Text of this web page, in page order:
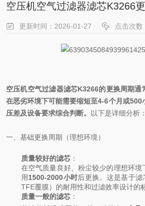
空压机空气过滤器滤芯K3266
更新时间：2026-01-27 点击次数
空压机空气过滤器滤芯K3266的更换周期通
在恶劣环境下可能需要缩短至4-6个月或500
压差及设备要求综合判断。
以下是详细分析：
一、基础更换周期（理想环境）
质量较好的滤芯 ：
在空气质量良好、粉尘较少的理想环境
用1500-2000小时后更换。这是基于
TFE覆膜）的耐用性和过滤效率设计的
质量一般的滤芯 ：